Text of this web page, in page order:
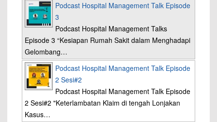
Podcast Hospital Management Talk Episode
3
Podcast Hospital Management Talks
Episode 3 “Kesiapan Rumah Sakit dalam Menghadapi
Gelombang…
Podcast Hospital Management Talk Episode
2 Sesi#2
Podcast Hospital Management Talk Episode
2 Sesi#2 "Keterlambatan Klaim di tengah Lonjakan
Kasus…